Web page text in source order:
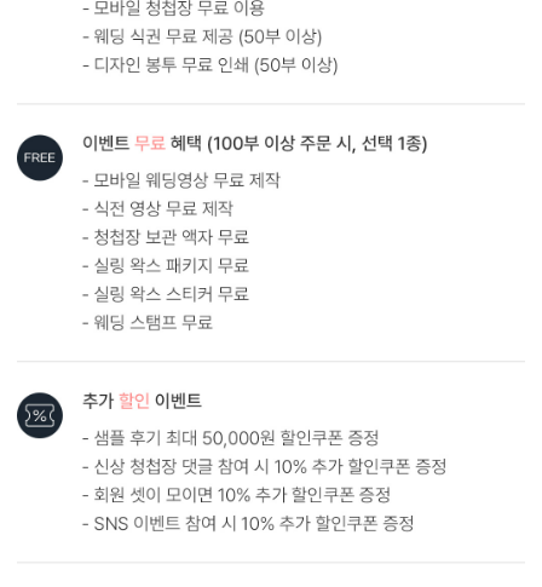
내용 인쇄
기본 인쇄 내용(인사말, 약도 등)이 컬러 인쇄됩니다.
달력이 함께 구성되어 있어 예식일을 기억하기 쉽습니다.